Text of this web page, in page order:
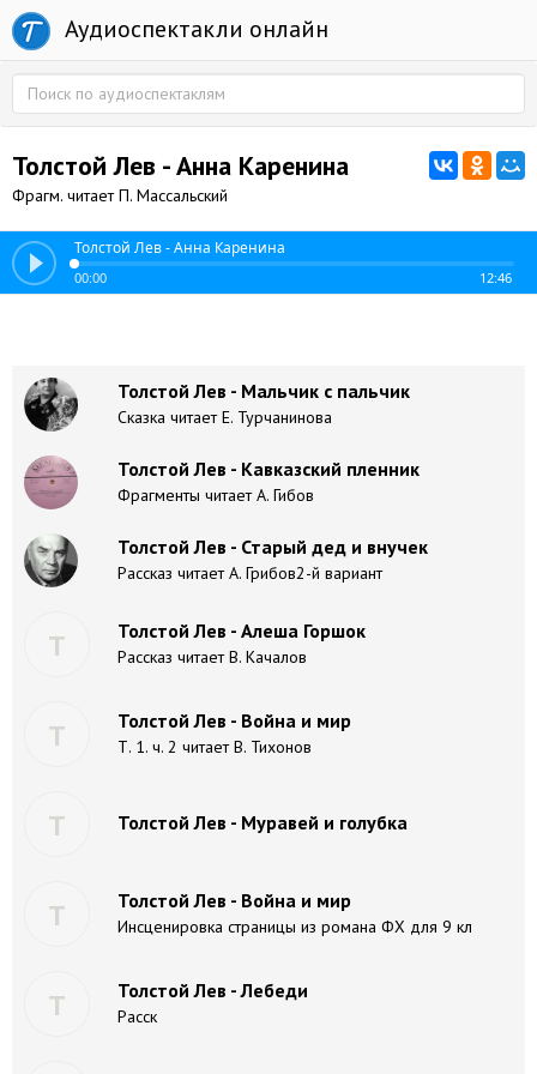
Аудиоспектакли онлайн
Толстой Лев - Анна Каренина
Фрагм. читает П. Массальский
Толстой Лев - Анна Каренина
00:00 12:46
Толстой Лев - Мальчик с пальчик
Сказка читает Е. Турчанинова
Толстой Лев - Кавказский пленник
Фрагменты читает А. Гибов
Толстой Лев - Старый дед и внучек
Рассказ читает А. Грибов2-й вариант
Т Толстой Лев - Алеша Горшок
Рассказ читает В. Качалов
Т Толстой Лев - Война и мир
Т. 1. ч. 2 читает В. Тихонов
Т Толстой Лев - Муравей и голубка
Т Толстой Лев - Война и мир
Инсценировка страницы из романа ФХ для 9 кл
Т Толстой Лев - Лебеди
Расск